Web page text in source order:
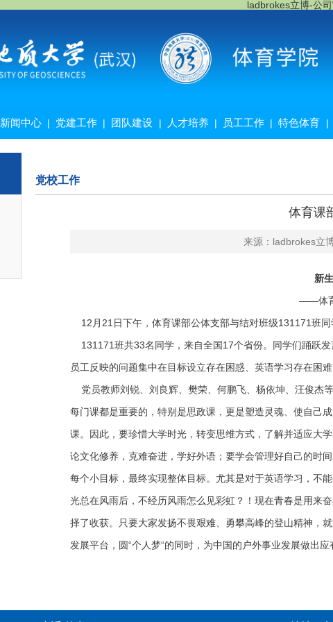
ladbrokes立博-公
新闻中心 | 党建工作 | 团队建设 | 人才培养 | 员工工作 | 特色体育 |
党校工作
体育课
来源：ladbrokes立
新
——体育
12月21日下午，体育课部公体支部与结对班级131171班同
131171班共33名同学，来自全国17个省份。同学们踊跃发
员工反映的问题集中在目标设立存在困惑、英语学习存在困
党员教师刘锐、刘良辉、樊荣、何鹏飞、杨依坤、汪俊杰
每门课都是重要的，特别是思政课，更是塑造灵魂、使自己
课。因此，要珍惜大学时光，转变思维方式，了解并适应大
论文化修养，克难奋进，学好外语；要学会管理好自己的时
每个小目标，最终实现整体目标。尤其是对于英语学习，不
光总在风雨后，不经历风雨怎么见彩虹？！现在青春是用来
择了收获。只要大家发扬不畏艰难、勇攀高峰的登山精神，
发展平台，圆“个人梦“的同时，为中国的户外事业发展做出应